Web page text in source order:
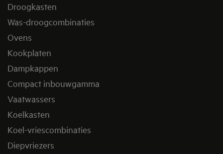
Droogkasten
Was-droogcombinaties
Ovens
Kookplaten
Dampkappen
Compact inbouwgamma
Vaatwassers
Koelkasten
Koel-vriescombinaties
Diepvriezers